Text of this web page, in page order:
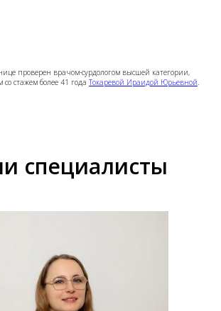
проверен врачом-сурдологом высшей категории,
стажем более 41 года Токаревой Ираидой Юрьевной.
специалисты